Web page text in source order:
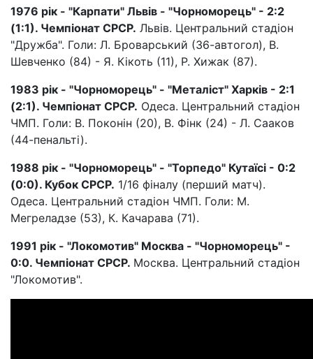
1976 рік - "Карпати" Львів - "Чорноморець" - 2:2
(1:1). Чемпіонат СРСР. Львів. Центральний стадіон
"Дружба". Голи: Л. Броварський (36-автогол), В.
Шевченко (84) - Я. Кікоть (11), Р. Хижак (87).
1983 рік - "Чорноморець" - "Металіст" Харків - 2:1
(2:1). Чемпіонат СРСР. Одеса. Центральний стадіон
ЧМП. Голи: В. Поконін (20), В. Фінк (24) - Л. Сааков
(44-пенальті).
1988 рік - "Чорноморець" - "Торпедо" Кутаїсі - 0:2
(0:0). Кубок СРСР. 1/16 фіналу (перший матч).
Одеса. Центральний стадіон ЧМП. Голи: М.
Мегреладзе (53), К. Качарава (71).
1991 рік - "Локомотив" Москва - "Чорноморець" -
0:0. Чемпіонат СРСР. Москва. Центральний стадіон
"Локомотив".